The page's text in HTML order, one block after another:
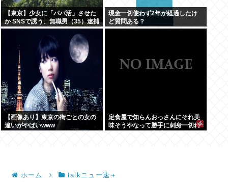
【東京】少女に「パパ活」させた
か SNSで誘う、無職男（35）逮捕
現金一切使わず2年が経過したけ
ど質問ある？
【画像あり】東京の街ごとの女の
違いがやばいwww
定食屋で知らんおっさんにそれ美
味そうやなって勝手に刺身一切れ
ホーム talkニュー速＋